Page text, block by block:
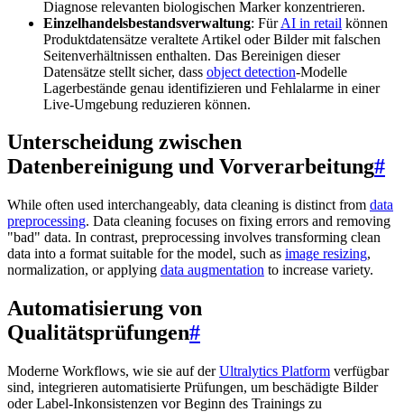
Diagnose relevanten biologischen Marker konzentrieren.
Einzelhandelsbestandsverwaltung: FürAI in retail können
Produktdatensätze veraltete Artikel oder Bilder mit falschen
Seitenverhältnissen enthalten. Das Bereinigen dieser
Datensätze stellt sicher, dass object detection-Modelle
Lagerbestände genau identifizieren und Fehlalarme in einer
Live-Umgebung reduzieren können.
Unterscheidung zwischen
Datenbereinigung und Vorverarbeitung#
While often used interchangeably, data cleaning is distinct from data
preprocessing. Data cleaning focuses on fixing errors and removing
"bad" data. In contrast, preprocessing involves transforming clean
data into a format suitable for the model, such as image resizing,
normalization, or applying data augmentation to increase variety.
Automatisierung von
Qualitätsprüfungen#
Moderne Workflows, wie sie auf derUltralytics Platform verfügbar
sind, integrieren automatisierte Prüfungen, um beschädigte Bilder
oder Label-Inkonsistenzen vor Beginn des Trainings zu